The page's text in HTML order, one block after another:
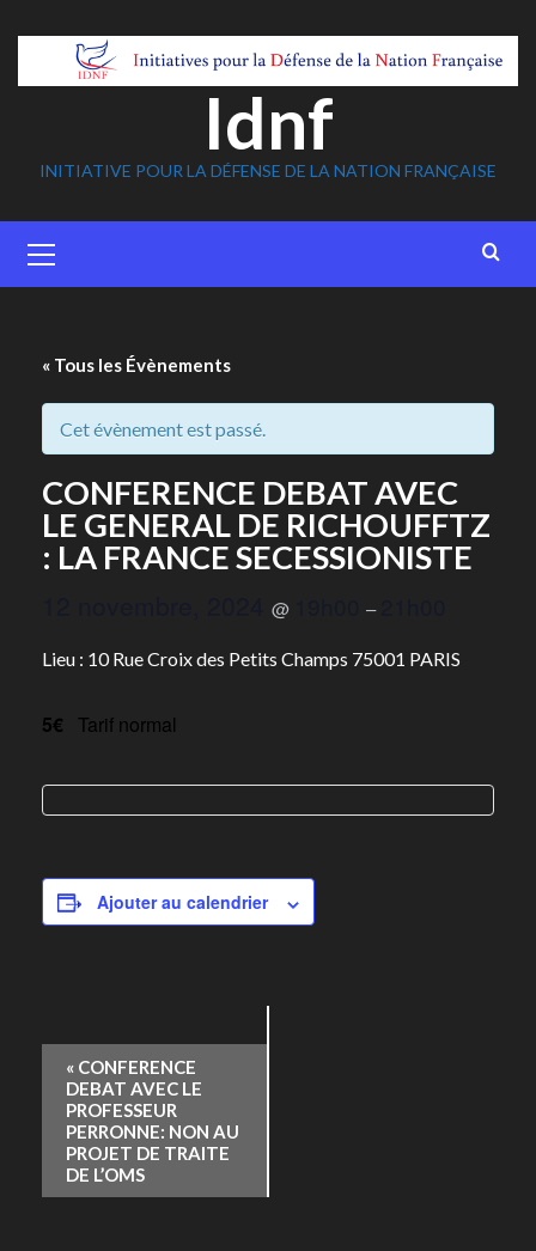
Idnf
INITIATIVE POUR LA DÉFENSE DE LA NATION FRANÇAISE
Menu
« Tous les Évènements
Cet évènement est passé.
CONFERENCE DEBAT AVEC
LE GENERAL DE RICHOUFFTZ
: LA FRANCE SECESSIONISTE
@ –
Lieu : 10 Rue Croix des Petits Champs 75001 PARIS
5€ Tarif normal
Ajouter au calendrier
Navigation
Évènement
« CONFERENCE
DEBAT AVEC LE
PROFESSEUR
PERRONNE: NON AU
PROJET DE TRAITE
DE L’OMS